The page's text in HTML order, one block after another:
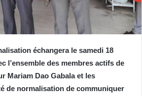
échangera le samedi 18
l’ensemble des membres actifs de
Mariam Dao Gabala et les
de normalisation de communiquer